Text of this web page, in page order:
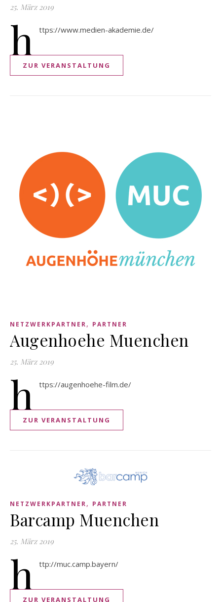
25. März 2019
h ttps://www.medien-akademie.de/
ZUR VERANSTALTUNG
NETZWERKPARTNER, PARTNER
Augenhoehe Muenchen
25. März 2019
h ttps://augenhoehe-film.de/
ZUR VERANSTALTUNG
NETZWERKPARTNER, PARTNER
Barcamp Muenchen
25. März 2019
h ttp://muc.camp.bayern/
ZUR VERANSTALTUNG